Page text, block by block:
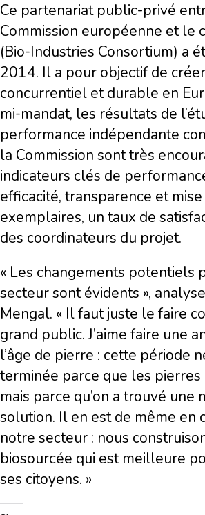
Ce partenariat public-privé
Commission européenne et le
(Bio-Industries Consortium) a
2014. Il a pour objectif de
concurrentiel et durable en
mi-mandat, les résultats de
performance indépendante
la Commission sont très
indicateurs clés de
efficacité, transparence et
exemplaires, un taux de
des coordinateurs du projet.
« Les changements potentiels
secteur sont évidents »,
Mengal. « Il faut juste le faire
grand public. J’aime faire une
l’âge de pierre : cette période
terminée parce que les pierres
mais parce qu’on a trouvé une
solution. Il en est de même en
notre secteur : nous
biosourcée qui est meilleure
ses citoyens. »